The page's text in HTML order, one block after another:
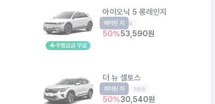
주행요금 무료
아이오닉 5 롱레인지
EV 5인승
50%53,590원
예약된 차
더 뉴 셀토스
소형SUV 5인승
50%30,540원
예약된 차